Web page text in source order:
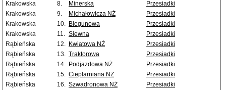
Krakowska 8. Minerska
Przesiadki
Krakowska
9. Michałowicza NŻ
Przesiadki
Krakowska
10. Biegunowa
Przesiadki
Krakowska
11. Siewna
Przesiadki
Rąbieńska
12. Kwiatowa NŻ
Przesiadki
Rąbieńska
13. Traktorowa
Przesiadki
Rąbieńska
14. Podjazdowa NŻ
Przesiadki
Rąbieńska
15. Cieplarniana NŻ
Przesiadki
Rąbieńska
16. Szwadronowa NŻ
Przesiadki